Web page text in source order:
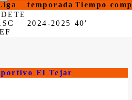
temporada Tiempo
2024-2025 40'
El Tejar